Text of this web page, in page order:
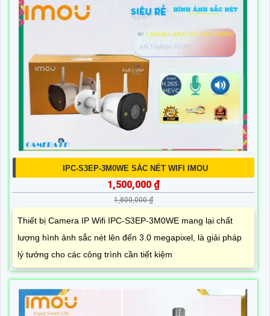
IPC-S3EP-3M0WE SẮC NÉT WIFI IMOU
1,500,000 ₫
1,800,000 ₫
Thiết bị Camera IP Wifi IPC-S3EP-3M0WE mang lại chất
lượng hình ảnh sắc nét lên đến 3.0 megapixel, là giải pháp
lý tưởng cho các công trình cần tiết kiệm